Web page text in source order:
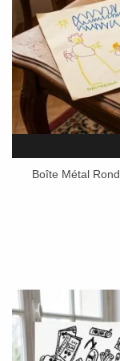
Boîte Métal